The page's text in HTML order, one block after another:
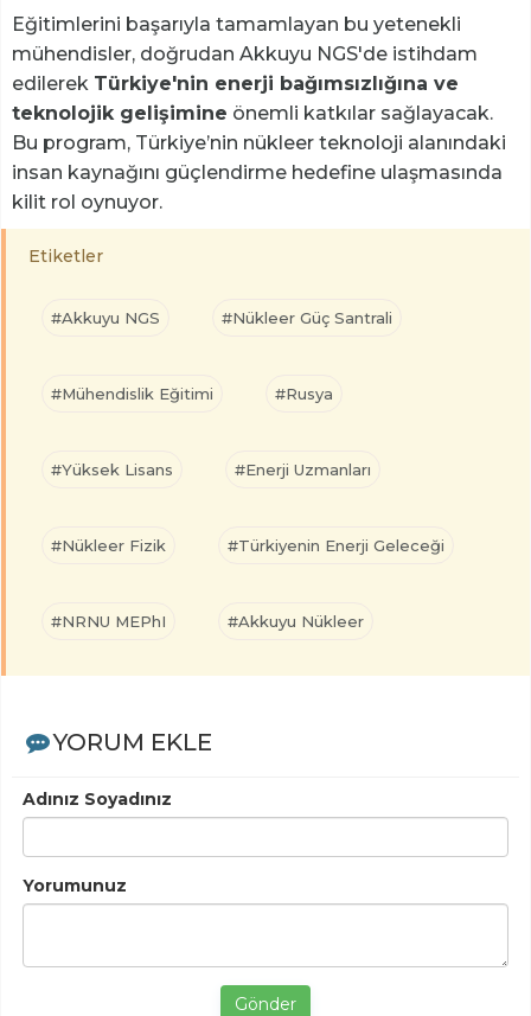
Eğitimlerini başarıyla tamamlayan bu yetenekli
mühendisler, doğrudan Akkuyu NGS'de istihdam
edilerek Türkiye'nin enerji bağımsızlığına ve
teknolojik gelişimine önemli katkılar sağlayacak.
Bu program, Türkiye’nin nükleer teknoloji alanındaki
insan kaynağını güçlendirme hedefine ulaşmasında
kilit rol oynuyor.
Etiketler
#Akkuyu NGS #Nükleer Güç Santrali
#Mühendislik Eğitimi #Rusya
#Yüksek Lisans #Enerji Uzmanları
#Nükleer Fizik #Türkiyenin Enerji Geleceği
#NRNU MEPhI #Akkuyu Nükleer
YORUM EKLE
Adınız Soyadınız
Yorumunuz
Gönder